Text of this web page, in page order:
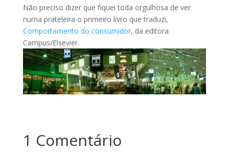
Não preciso dizer que fiquei toda orgulhosa de ver
numa prateleira o primeiro livro que traduzi,
Comportamento do consumidor, da editora
Campus/Elsevier.
1 Comentário